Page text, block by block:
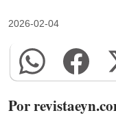
2026-02-04
Por